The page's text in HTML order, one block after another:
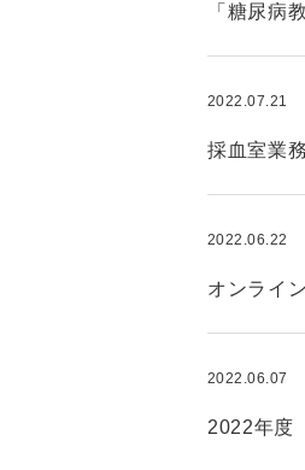
「糖尿病
2022.07.21
採血室業
2022.06.22
オンライ
2022.06.07
2022年度